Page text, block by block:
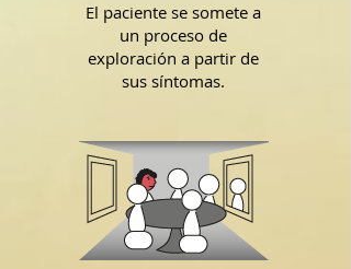
El paciente se somete a
un proceso de
exploración a partir de
sus síntomas.